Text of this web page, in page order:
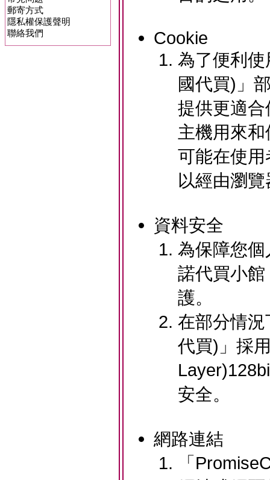
郵寄方式
隱私權保護聲明
聯絡我們
Cookie
為了便利
國代買)」
提供更適
主機用來
可能在使
以經由瀏
資料安全
為保障您
諾代買小
護。
在部分情
代買)」採
安全。
網路連結
「